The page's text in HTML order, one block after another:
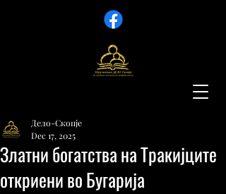
Златни богатства на Тракијците
откриени во Бугарија
Дело-Скопје
Dec 17, 2025